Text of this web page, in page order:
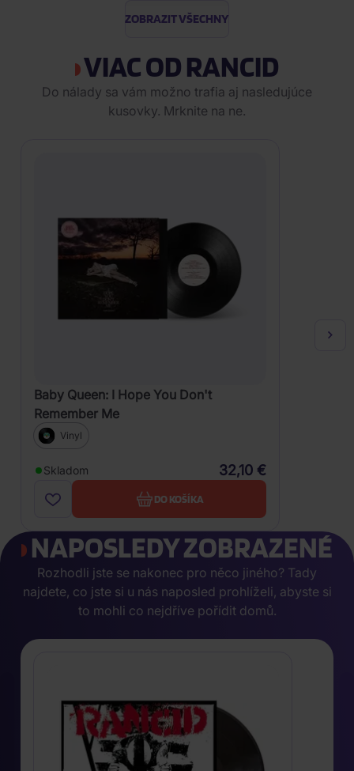
ZOBRAZIT VŠECHNY
VIAC OD RANCID
Do nálady sa vám možno trafia aj nasledujúce
kusovky. Mrknite na ne.
Baby Queen: I Hope You Don't
Remember Me
Vinyl
Skladom 32,10 €
DO KOŠÍKA
NAPOSLEDY ZOBRAZENÉ
Rozhodli jste se nakonec pro něco jiného? Tady
najdete, co jste si u nás naposled prohlíželi, abyste si
to mohli co nejdříve pořídit domů.